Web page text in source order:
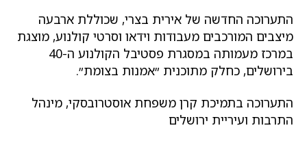
התערוכה החדשה של אירית בצרי, שכוללת ארבעה
מיצבים המורכבים מעבודות וידאו וסרטי קולנוע, מוצגת
במרכז מעמותה במסגרת פסטיבל הקולנוע ה-40
בירושלים, כחלק מתוכנית ״אמנות בצומת״.
התערוכה בתמיכת קרן משפחת אוסטרובסקי, מינהל
התרבות ועיריית ירושלים